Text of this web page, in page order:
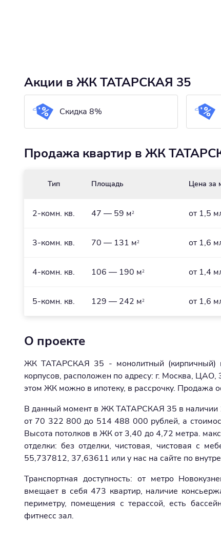
Акции в ЖК ТАТАРСКАЯ 35
Скидка 8%
Продажа квартир в ЖК
Тип Площадь Цена за
2-комн. кв. 47 — 59 м2 от 1,5
3-комн. кв. 70 — 131 м2 от 1,6
4-комн. кв. 106 — 190 м2 от 1,4
5-комн. кв. 129 — 242 м2 от 1,6
О проекте
ЖК ТАТАРСКАЯ 35 - монолитный (кирпичный)
корпусов, расположен по адресу: г. Москва,
этом ЖК можно в ипотеку, в рассрочку. Продажа
В данный момент в ЖК ТАТАРСКАЯ 35 в наличии
от 70 322 800 до 514 488 000 рублей, а
Высота потолков в ЖК от 3,40 до 4,72 метра.
отделки: без отделки, чистовая, чистовая с
55,737812, 37,63611 или у нас на сайте по
Транспортная доступность: от метро
вмещает в себя 473 квартир, наличие
периметру, помещения с терассой, есть
фитнесс зал.